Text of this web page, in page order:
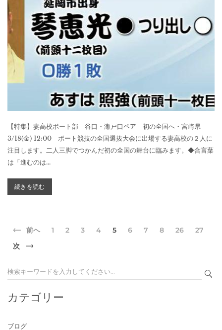
【特集】妻高校ボート部 谷口・瀬戸口ペア 初の全国へ・宮崎県
3/18(金) 12:00 ボート競技の全国選抜大会に出場する妻高校の２人に
注目します。二人三脚でつかんだ初の全国の舞台に臨みます。◆合言葉
は「進むのは...
続きを読む
前へ 1 2 3 4 5 6 7 8 26
27
次
カテゴリー
ブログ